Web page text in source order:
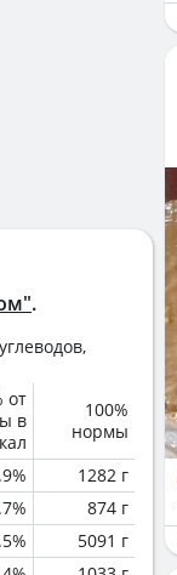
.
от
в
100%
нормы
1282 г
874 г
5091 г